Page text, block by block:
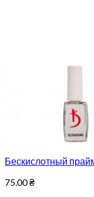
Бескислотный
75.00₴